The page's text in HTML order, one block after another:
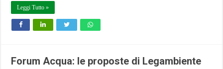
Leggi Tutto »
Forum Acqua: le proposte di Legambiente